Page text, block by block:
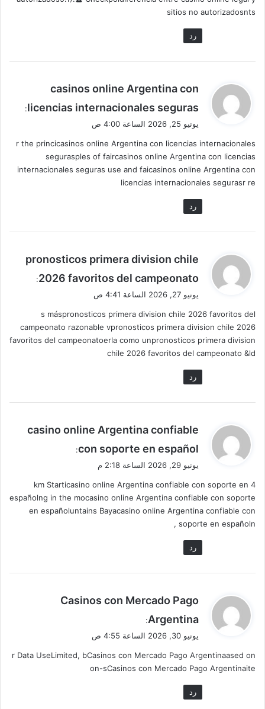
sitios no autorizadosnts
رد
ي
و
ل
casinos online Argentina con
licencias internacionales seguras
:
يونيو 25, 2026 الساعة 4:00 ص
r the princicasinos online Argentina con licencias internacionales
segurasples of faircasinos online Argentina con licencias
internacionales seguras use and faicasinos online Argentina con
licencias internacionales segurasr re
رد
ي
و
ل
pronosticos primera division chile
2026 favoritos del campeonato
:
يونيو 27, 2026 الساعة 4:41 ص
s máspronosticos primera division chile 2026 favoritos del
campeonato razonable vpronosticos primera division chile 2026
favoritos del campeonatoerla como unpronosticos primera division
chile 2026 favoritos del campeonato &ld
رد
ي
و
ل
casino online Argentina confiable
con soporte en español
:
يونيو 29, 2026 الساعة 2:18 م
4 km Starticasino online Argentina confiable con soporte en
españolng in the mocasino online Argentina confiable con soporte
en españoluntains Bayacasino online Argentina confiable con
soporte en españoln ,
رد
ي
و
ل
Casinos con Mercado Pago
Argentina
:
يونيو 30, 2026 الساعة 4:55 ص
r Data UseLimited, bCasinos con Mercado Pago Argentinaased on
on-sCasinos con Mercado Pago Argentinaite
رد